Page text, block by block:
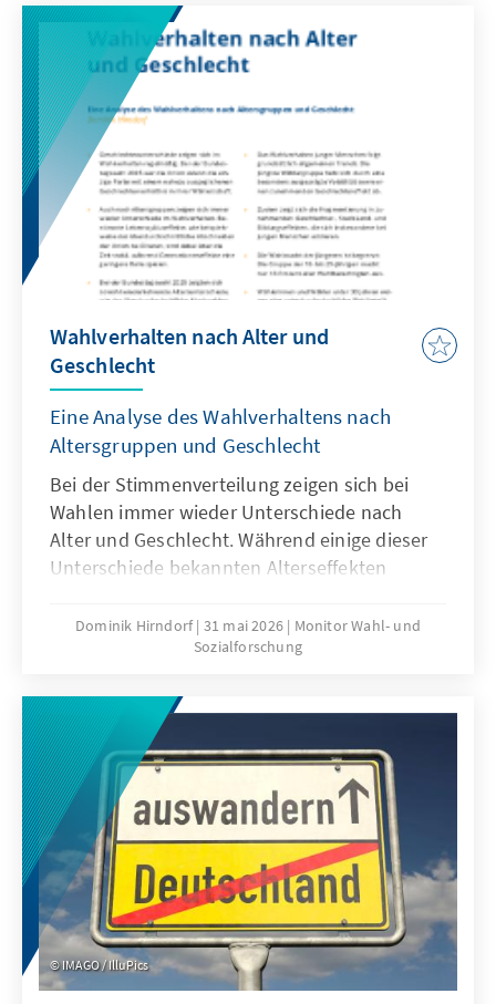
Konflikten in der Ukraine und im Iran
berücksichtigen. Eine Stärkung europäischer
Fähigkeiten im Marinebereich ist für die
Verteidigung des Kontinents unerlässlich.
Wahlverhalten nach Alter und
Geschlecht
Eine Analyse des Wahlverhaltens nach
Altersgruppen und Geschlecht
Bei der Stimmenverteilung zeigen sich bei
Wahlen immer wieder Unterschiede nach
Alter und Geschlecht. Während einige dieser
Unterschiede bekannten Alterseffekten
2025 auch neue Phänomene. Die hohen
Zustimmungswerte zu Parteien am Rand des
inwiefern sich diese Differenzen auch bei
politischen Einstellungen zeigen und welche
Themen für junge Menschen entscheidend
sind. Diese Studie gibt mithilfe repräsentativer
Daten Aufschluss über aktuelle
Entwicklungen im Wahlverhalten junger
Menschen.
Dominik Hirndorf 31 mai 2026
Monitor Wahl- und
Sozialforschung
IMAGO / IlluPics